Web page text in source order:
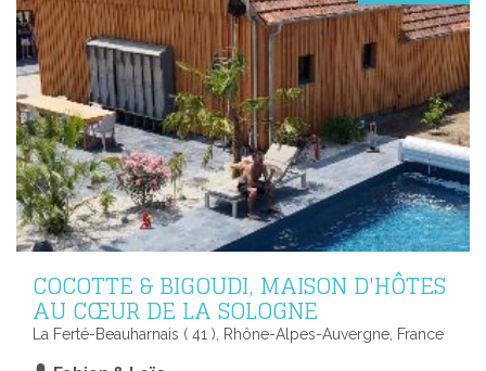
COCOTTE & BIGOUDI, MAISON D'HÔTES
AU CŒUR DE LA SOLOGNE
La Ferté-Beauharnais ( 41 ), Rhône-Alpes-Auvergne, France